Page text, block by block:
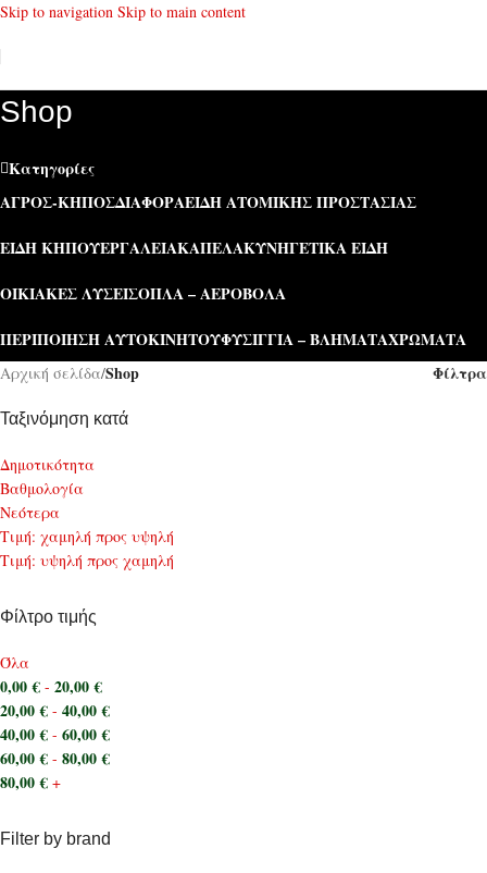
Skip to navigation Skip to main content
Shop
Κατηγορίες
ΑΓΡΌΣ-ΚΉΠΟΣΔΙΆΦΟΡΑΕΊΔΗ ΑΤΟΜΙΚΉΣ ΠΡΟΣΤΑΣΊΑΣ
ΕΊΔΗ ΚΉΠΟΥΕΡΓΑΛΕΊΑΚΑΠΕΛΑΚΥΝΗΓΕΤΙΚΆ ΕΊΔΗ
ΟΙΚΙΑΚΈΣ ΛΎΣΕΙΣΌΠΛΑ – ΑΕΡΟΒΌΛΑ
ΠΕΡΙΠΟΊΗΣΗ ΑΥΤΟΚΙΝΉΤΟΥΦΥΣΊΓΓΙΑ – ΒΛΉΜΑΤΑΧΡΏΜΑΤΑ
Αρχική σελίδα/Shop Φίλτρα
Ταξινόμηση κατά
Δημοτικότητα
Bαθμολογία
Νεότερα
Τιμή: χαμηλή προς υψηλή
Τιμή: υψηλή προς χαμηλή
Φίλτρο τιμής
Όλα
0,00€ - 20,00€
20,00€ - 40,00€
40,00€ - 60,00€
60,00€ - 80,00€
80,00€ +
Filter by brand